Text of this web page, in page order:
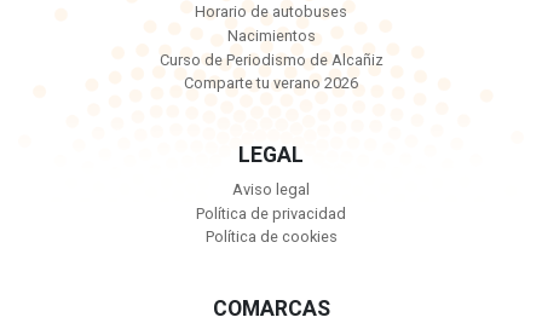
Horario de autobuses
Nacimientos
Curso de Periodismo de Alcañiz
Comparte tu verano 2026
LEGAL
Aviso legal
Política de privacidad
Política de cookies
COMARCAS